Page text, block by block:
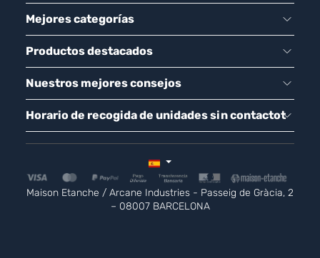
Mejores categorías
Productos destacados
Nuestros mejores consejos
Horario de recogida de unidades sin contactot
Maison Etanche / Arcane Industries - Passeig de Gràcia, 2
– 08007 BARCELONA